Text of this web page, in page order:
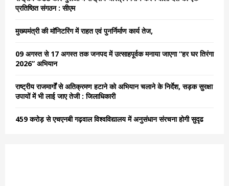
r
प्रतिष्ठित संगठन : सीएम
मुख्यमंत्री की मॉनिटरिंग में राहत एवं पुनर्निर्माण कार्य तेज,
09 अगस्त से 17 अगस्त तक जनपद में उत्साहपूर्वक मनाया जाएगा “हर घर तिरंगा
2026” अभियान
राष्ट्रीय राजमार्गों से अतिक्रमण हटाने को अभियान चलाने के निर्देश, सड़क सुरक्षा
उपायों में भी लाई जाए तेजी : जिलाधिकारी
459 करोड़ से एचएनबी गढ़वाल विश्वविद्यालय में अनुसंधान संरचना होगी सुदृढ